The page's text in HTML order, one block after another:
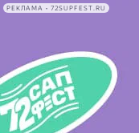
РЕКЛАМА • 72SUPFEST.RU